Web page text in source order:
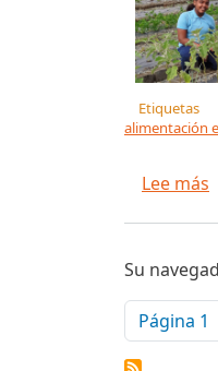
Etiquetas
alimentación
Lee más
Su
Página 1